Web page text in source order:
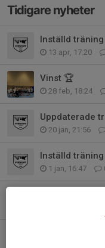
Tidigare nyheter
Inställd träning
13 apr, 17:20
Vinst 🏆
28 feb, 18:24
Uppdaterade
20 jan, 21:56
Inställd träning
1 jan, 16:47
Information